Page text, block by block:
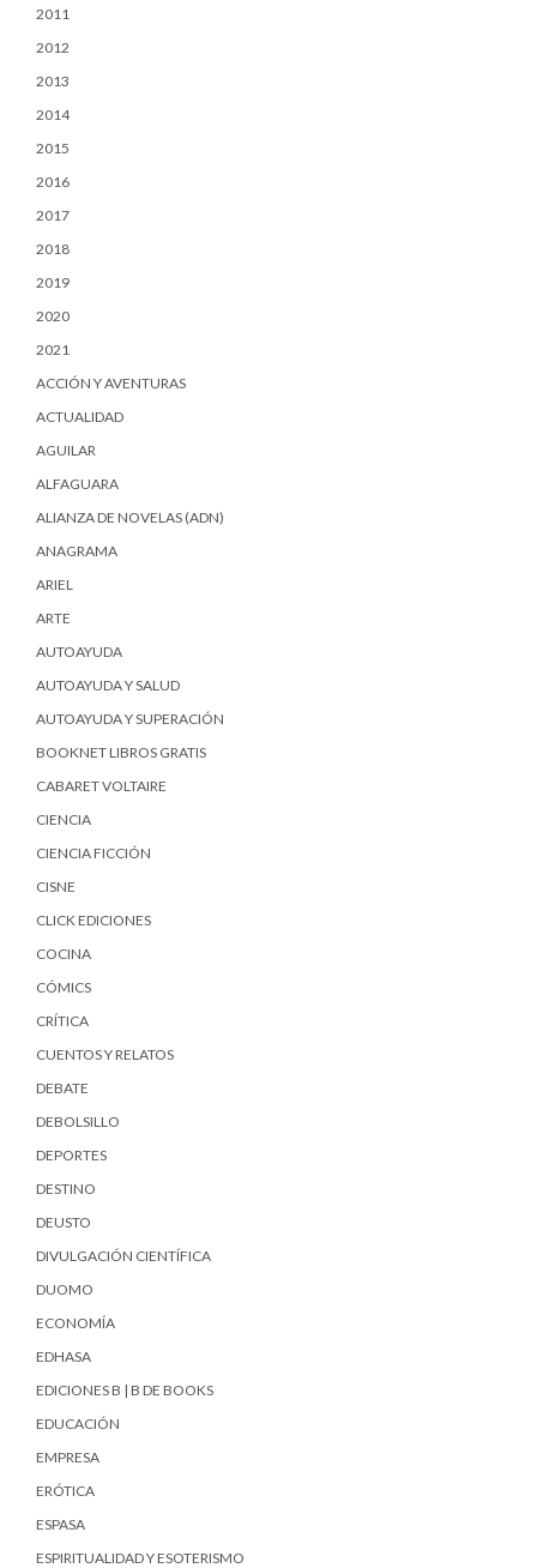
2011
2012
2013
2014
2015
2016
2017
2018
2019
2020
2021
ACCIÓN Y AVENTURAS
ACTUALIDAD
AGUILAR
ALFAGUARA
ALIANZA DE NOVELAS (ADN)
ANAGRAMA
ARIEL
ARTE
AUTOAYUDA
AUTOAYUDA Y SALUD
AUTOAYUDA Y SUPERACIÓN
BOOKNET LIBROS GRATIS
CABARET VOLTAIRE
CIENCIA
CIENCIA FICCIÓN
CISNE
CLICK EDICIONES
COCINA
CÓMICS
CRÍTICA
CUENTOS Y RELATOS
DEBATE
DEBOLSILLO
DEPORTES
DESTINO
DEUSTO
DIVULGACIÓN CIENTÍFICA
DUOMO
ECONOMÍA
EDHASA
EDICIONES B | B DE BOOKS
EDUCACIÓN
EMPRESA
ERÓTICA
ESPASA
ESPIRITUALIDAD Y ESOTERISMO